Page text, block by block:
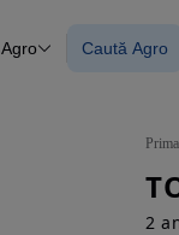
Autoturisme
Agro Caută Agro
2